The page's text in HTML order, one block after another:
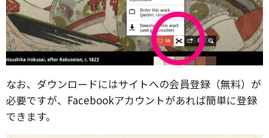
なお、ダウンロードにはサイトへの会員登録（無料）が
必要ですが、Facebookアカウントがあれば簡単に登録
できます。